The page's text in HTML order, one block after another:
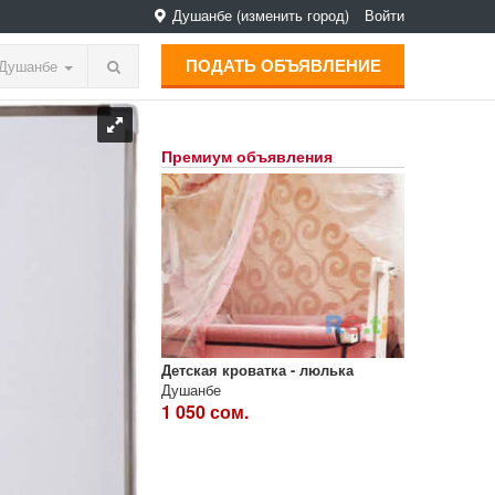
Душанбе (изменить город) Войти
ПОДАТЬ ОБЪЯВЛЕНИЕ
Премиум объявления
Детская кроватка - люлька
Душанбе
1 050 сом.